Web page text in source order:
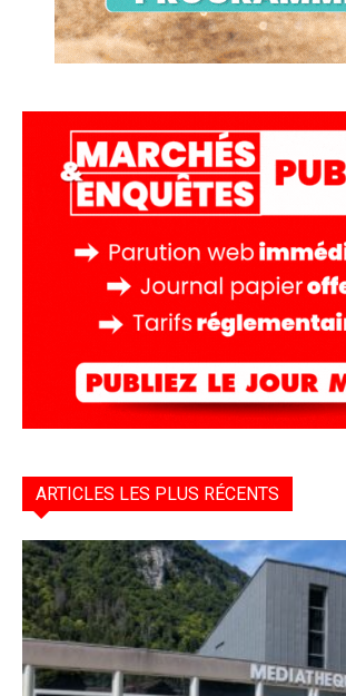
ARTICLES LES PLUS RÉCENTS